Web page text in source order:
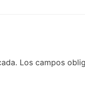
Los campos